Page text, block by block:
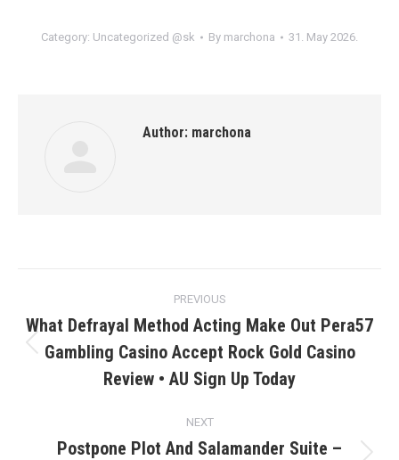
Category: Uncategorized @sk By marchona 31. May 2026.
Author: marchona
navigation
PREVIOUS
Previous
post:
What Defrayal Method Acting Make Out Pera57
Gambling Casino Accept Rock Gold Casino
Review • AU Sign Up Today
NEXT
Postpone Plot And Salamander Suite –